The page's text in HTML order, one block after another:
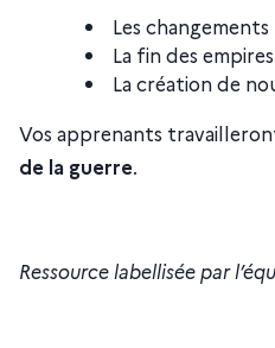
Les
La fin des
La création de
Vos apprenants
de la guerre.
Ressource labellisée par